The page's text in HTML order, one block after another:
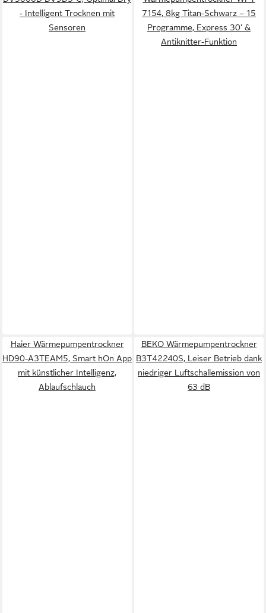
‑ Intelligent Trocknen mit
Sensoren
7154, 8kg Titan-Schwarz – 15
Programme, Express 30' &
Antiknitter-Funktion
Haier Wärmepumpentrockner
HD90-A3TEAM5, Smart hOn App
mit künstlicher Intelligenz,
Ablaufschlauch
BEKO Wärmepumpentrockner
B3T42240S, Leiser Betrieb dank
niedriger Luftschallemission von
63 dB